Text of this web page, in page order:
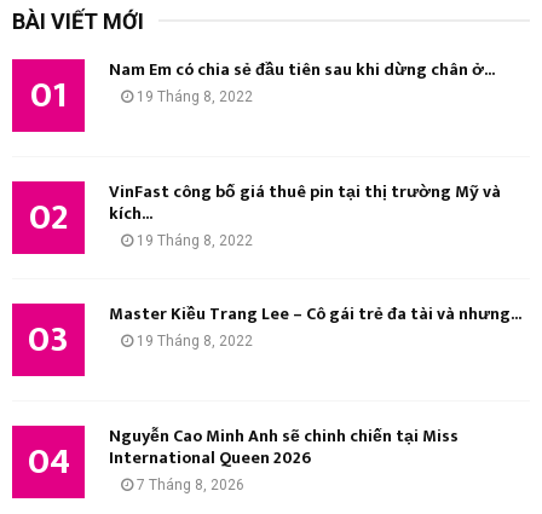
BÀI VIẾT MỚI
01 Nam Em có chia sẻ đầu tiên sau khi dừng chân ở...
19 Tháng 8, 2022
02 VinFast công bố giá thuê pin tại thị trường Mỹ và
kích...
19 Tháng 8, 2022
03 Master Kiều Trang Lee – Cô gái trẻ đa tài và nhưng...
19 Tháng 8, 2022
04 Nguyễn Cao Minh Anh sẽ chinh chiến tại Miss
International Queen 2026
7 Tháng 8, 2026